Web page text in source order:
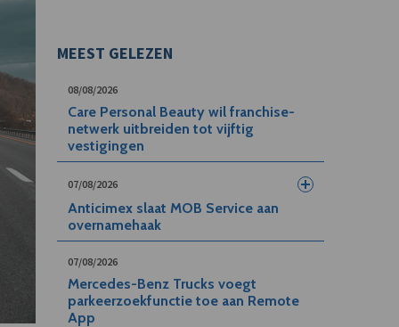
MEEST GELEZEN
08/08/2026
Care Personal Beauty wil franchise-
netwerk uitbreiden tot vijftig
vestigingen
07/08/2026
Anticimex slaat MOB Service aan
overnamehaak
07/08/2026
Mercedes-Benz Trucks voegt
parkeerzoekfunctie toe aan Remote
App